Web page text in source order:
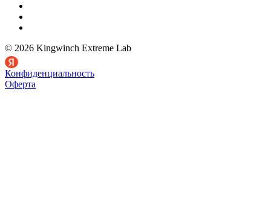
© 2026 Kingwinch Extreme Lab
Конфиденциальность
Оферта